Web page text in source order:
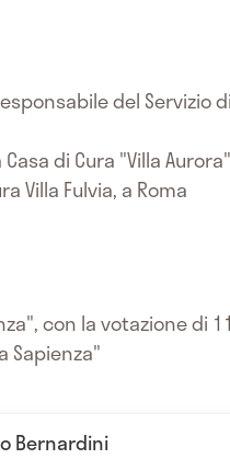
del Servizio
di Cura "Villa
Villa Fulvia, a Roma
con la votazione di
Sapienza"
Bernardini